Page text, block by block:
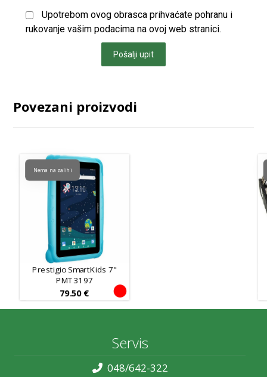
Upotrebom ovog obrasca prihvaćate pohranu i
rukovanje vašim podacima na ovoj web stranici.
Pošalji upit
Povezani proizvodi
Prestigio SmartKids 7"
PMT3197
79.50 €
Nema na zalihi
Servis
048/642-322